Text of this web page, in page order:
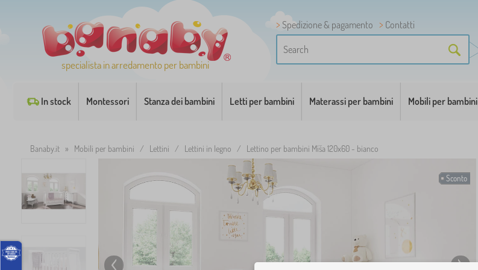
specialista in arredamento per bambini
Spedizione & pagamento
Contatti
In stock Montessori Stanza dei bambini Letti per bambini Materassi per bambini Mobili per bambini
Banaby.it » Mobili per bambini / Lettini / Lettini in legno / Lettino per bambini Míša 120x60 - bianco
Sconto